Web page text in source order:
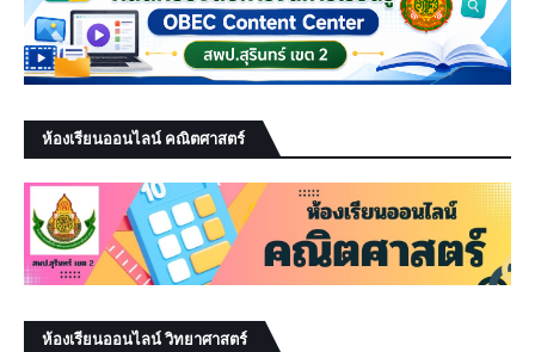
ห้องเรียนออนไลน์ คณิตศาสตร์
ห้องเรียนออนไลน์ วิทยาศาสตร์